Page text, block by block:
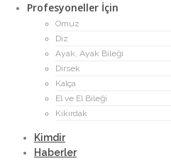
Profesyoneller İçin
Omuz
Diz
Ayak, Ayak Bileği
Dirsek
Kalça
El ve El Bileği
Kıkırdak
Kimdir
Haberler
Ekim 30, 2022